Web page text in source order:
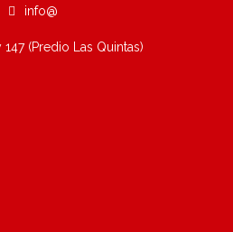
info@
147 (Predio Las Quintas)